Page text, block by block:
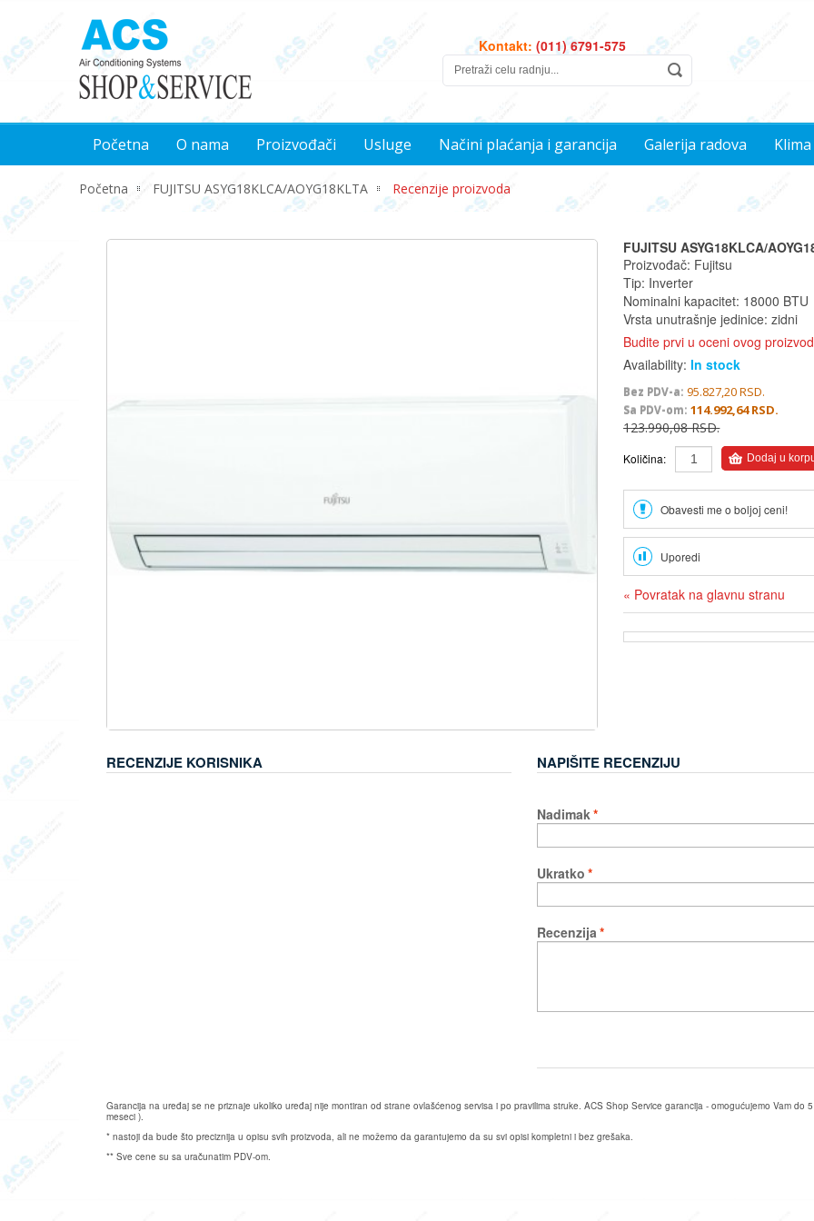
Kontakt: (011) 6791-575
Početna O nama Proizvođači Usluge Načini plaćanja i garancija Galerija radova
Početna FUJITSU ASYG18KLCA/AOYG18KLTA Recenzije proizvoda
FUJITSU ASYG18KLCA/
Proizvođač: Fujitsu
Tip: Inverter
Nominalni kapacitet: 18000 BTU
Vrsta unutrašnje jedinice: zidni
Budite prvi u oceni ovog
Availability:In stock
Bez PDV-a: 95.827,20 RSD.
Sa PDV-om: 114.992,64 RSD.
123.990,08 RSD.
Količina: Dodaj u
Obavesti me o boljoj ceni!
Uporedi
« Povratak na glavnu stranu
RECENZIJE KORISNIKA NAPIŠITE RECENZIJU
*
Nadimak
*
Ukratko
*
Recenzija
Garancija na uređaj se ne priznaje ukoliko uređaj nije montiran od strane ovlašćenog servisa i po pravilima struke. ACS Shop Service garancija - omogućujemo Vam
meseci ).
* nastoji da bude što preciznija u opisu svih proizvoda, ali ne možemo da garantujemo da su svi opisi kompletni i bez grešaka.
** Sve cene su sa uračunatim PDV-om.